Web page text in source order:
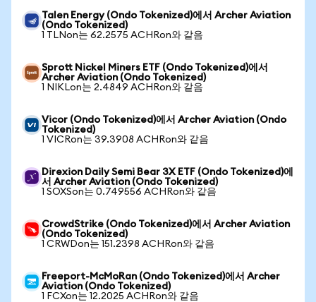
Talen Energy (Ondo Tokenized)에서 Archer Aviation
(Ondo Tokenized)
1 TLNon는 62.2575 ACHRon와 같음
Sprott Nickel Miners ETF (Ondo Tokenized)에서
Archer Aviation (Ondo Tokenized)
1 NIKLon는 2.4849 ACHRon와 같음
Vicor (Ondo Tokenized)에서 Archer Aviation (Ondo
Tokenized)
1 VICRon는 39.3908 ACHRon와 같음
Direxion Daily Semi Bear 3X ETF (Ondo Tokenized)에
서 Archer Aviation (Ondo Tokenized)
1 SOXSon는 0.749556 ACHRon와 같음
CrowdStrike (Ondo Tokenized)에서 Archer Aviation
(Ondo Tokenized)
1 CRWDon는 151.2398 ACHRon와 같음
Freeport-McMoRan (Ondo Tokenized)에서 Archer
Aviation (Ondo Tokenized)
1 FCXon는 12.2025 ACHRon와 같음